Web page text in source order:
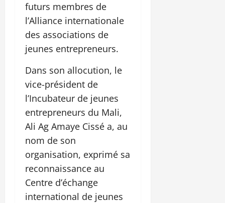
futurs membres de
l’Alliance internationale
des associations de
jeunes entrepreneurs.
Dans son allocution, le
vice-président de
l’Incubateur de jeunes
entrepreneurs du Mali,
Ali Ag Amaye Cissé a, au
nom de son
organisation, exprimé sa
reconnaissance au
Centre d’échange
international de jeunes